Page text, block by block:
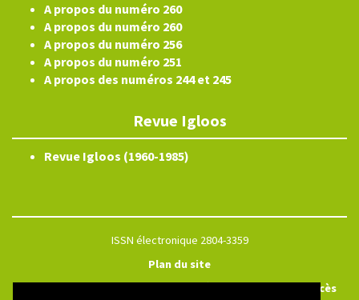
A propos du numéro 260
A propos du numéro 260
A propos du numéro 256
A propos du numéro 251
A propos des numéros 244 et 245
Revue Igloos
Revue Igloos (1960-1985)
ISSN électronique 2804-3359
Plan du site
Accès